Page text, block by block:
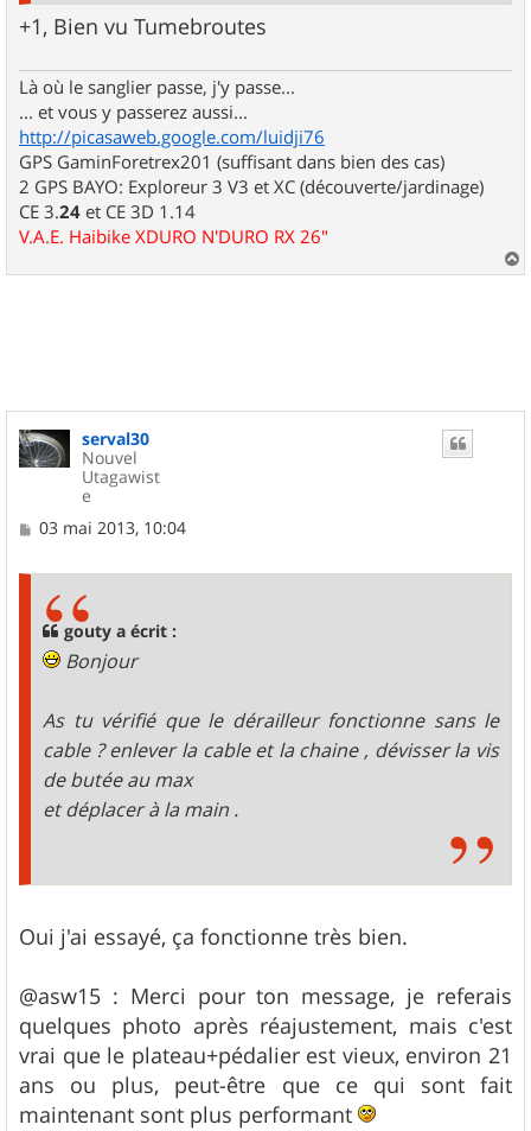
+1, Bien vu Tumebroutes
Là où le sanglier passe, j'y passe...
... et vous y passerez aussi...
http://picasaweb.google.com/luidji76
GPS GaminForetrex201 (suffisant dans bien des cas)
2 GPS BAYO: Exploreur 3 V3 et XC (découverte/jardinage)
CE 3.24 et CE 3D 1.14
V.A.E. Haibike XDURO N'DURO RX 26"
a
serval30
Nouvel
Utagawist
e
M
03 mai 2013, 10:04
gouty a écrit :
Bonjour
As tu vérifié que le dérailleur fonctionne sans le
cable ? enlever la cable et la chaine , dévisser la vis
de butée au max
et déplacer à la main .
Oui j'ai essayé, ça fonctionne très bien.
@asw15 : Merci pour ton message, je referais
quelques photo après réajustement, mais c'est
vrai que le plateau+pédalier est vieux, environ 21
ans ou plus, peut-être que ce qui sont fait
maintenant sont plus performant